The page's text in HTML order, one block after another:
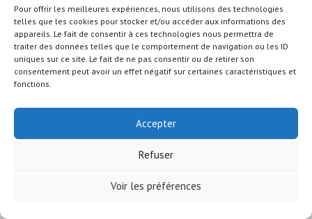
Pour offrir les meilleures expériences, nous utilisons des technologies
telles que les cookies pour stocker et/ou accéder aux informations des
appareils. Le fait de consentir à ces technologies nous permettra de
traiter des données telles que le comportement de navigation ou les ID
uniques sur ce site. Le fait de ne pas consentir ou de retirer son
consentement peut avoir un effet négatif sur certaines caractéristiques et
fonctions.
Accepter
Refuser
Voir les préférences
© COPYRIGHT - OCEANWP THEME BY NICK